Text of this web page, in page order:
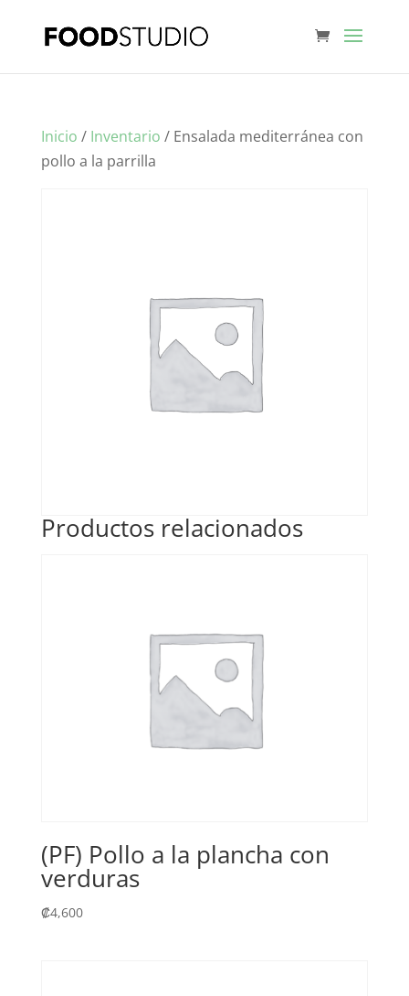
Inicio / Inventario / Ensalada mediterránea con
pollo a la parrilla
Productos relacionados
(PF) Pollo a la plancha con
verduras
₡4,600